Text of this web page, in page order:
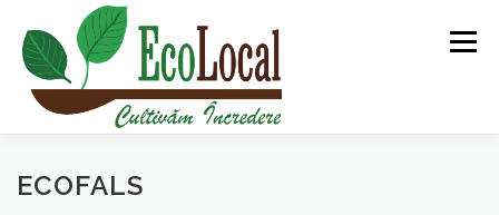
conținut
Meniu
DESPRE NOI
ECOFALS